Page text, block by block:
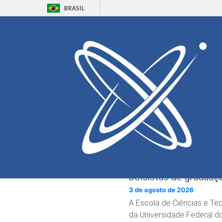
BRASIL
Seleção
Inscriçõesde 09/05/
Serão selecionados 8
Tecnologia. A
prh32anp@gmail.com
Edital completo
bolsistas de
3 de agosto de 2026
A Escola de Ciências e
da Universidade Federal